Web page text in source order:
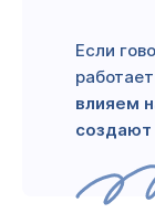
Если
влияем
создают